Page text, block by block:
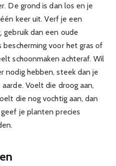
De grond is dan los en je
keer uit. Verf je een
dan een oude
voor het gras of
schoonmaken achteraf. Wil
hebben, steek dan je
Voelt die droog aan,
die nog vochtig aan, dan
je planten precies